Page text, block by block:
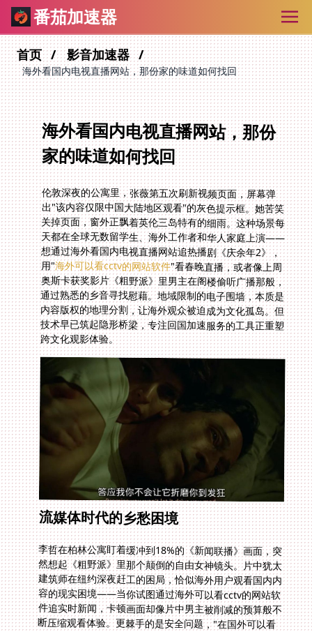
番茄加速器
首页 影音加速器
海外看国内电视直播网站，那份家的味道如何找回
海外看国内电视直播网站，那份
家的味道如何找回
伦敦深夜的公寓里，张薇第五次刷新视频页面，屏幕弹
出"该内容仅限中国大陆地区观看"的灰色提示框。她苦笑
关掉页面，窗外正飘着英伦三岛特有的细雨。这种场景每
天都在全球无数留学生、海外工作者和华人家庭上演——
想通过海外看国内电视直播网站追热播剧《庆余年2》，
用"海外可以看cctv的网站软件"看春晚直播，或者像上周
奥斯卡获奖影片《粗野派》里男主在阁楼偷听广播那般，
通过熟悉的乡音寻找慰藉。地域限制的电子围墙，本质是
内容版权的地理分割，让海外观众被迫成为文化孤岛。但
技术早已筑起隐形桥梁，专注回国加速服务的工具正重塑
跨文化观影体验。
流媒体时代的乡愁困境
李哲在柏林公寓盯着缓冲到18%的《新闻联播》画面，突
然想起《粗野派》里那个颠倒的自由女神镜头。片中犹太
建筑师在纽约深夜赶工的困局，恰似海外用户观看国内内
容的现实困境——当你试图通过海外可以看cctv的网站软
件追实时新闻，卡顿画面却像片中男主被削减的预算般不
断压缩观看体验。更棘手的是安全问题，"在国外可以看
国内的视频app吗安全吗"已成海外社群的常见焦虑。普
通代理的薄弱加密可能让用户数据成为透明靶标，犹若片